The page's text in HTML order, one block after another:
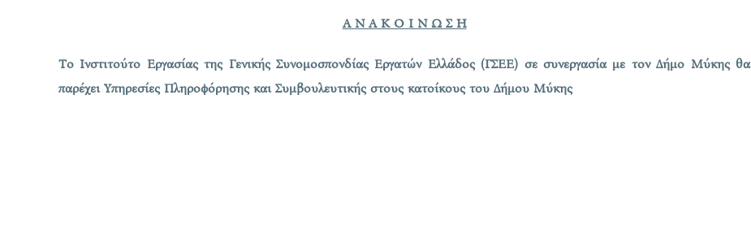
Α Ν Α Κ Ο Ι Ν Ω Σ Η
Το Ινστιτούτο Εργασίας της Γενικής Συνομοσπονδίας Εργατών Ελλάδος (ΓΣΕΕ) σε συνεργασία με τον Δήμο Μύκης θα
παρέχει Υπηρεσίες Πληροφόρησης και Συμβουλευτικής στους κατοίκους του Δήμου Μύκης